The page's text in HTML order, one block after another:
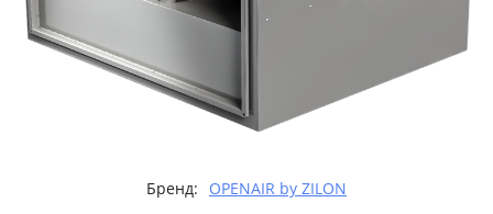
Бренд: OPENAIR by ZILON